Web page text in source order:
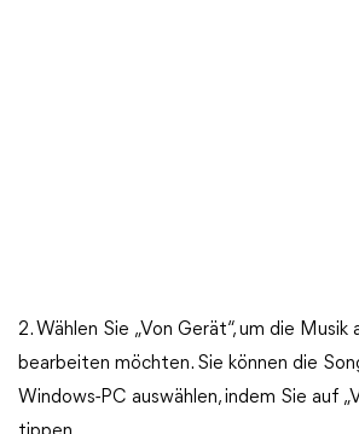
2. Wählen Sie „Von Gerät“, um die Musik
bearbeiten möchten. Sie können die
Windows-PC auswählen, indem Sie auf